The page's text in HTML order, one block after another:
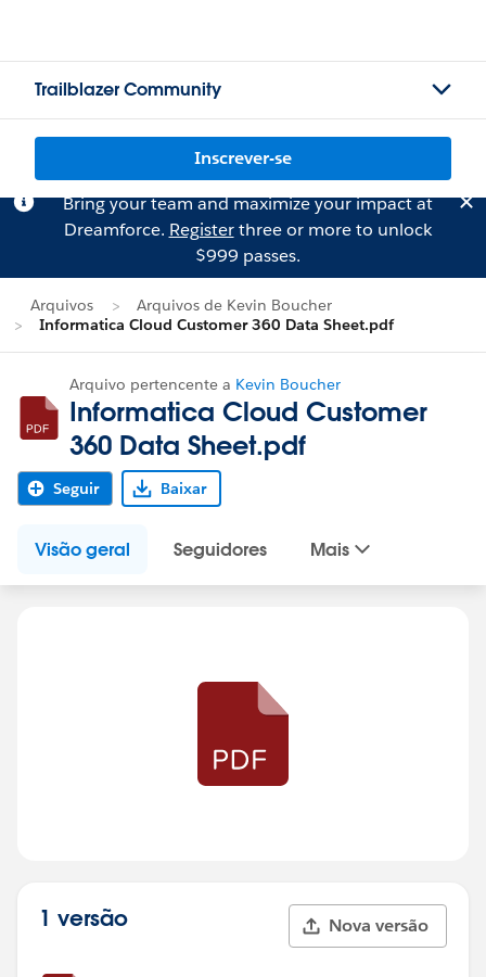
Trailblazer Community
Inscrever-se
Bring your team and maximize your impact at
Dreamforce. Registerthree or more to unlock
$999 passes.
Arquivos
Arquivos de Kevin Boucher
Informatica Cloud Customer 360 Data Sheet.pdf
Arquivo pertencente a Kevin Boucher
Informatica Cloud Customer
360 Data Sheet.pdf
Seguir Baixar
Visão geral Seguidores Mais
1 versão Nova versão